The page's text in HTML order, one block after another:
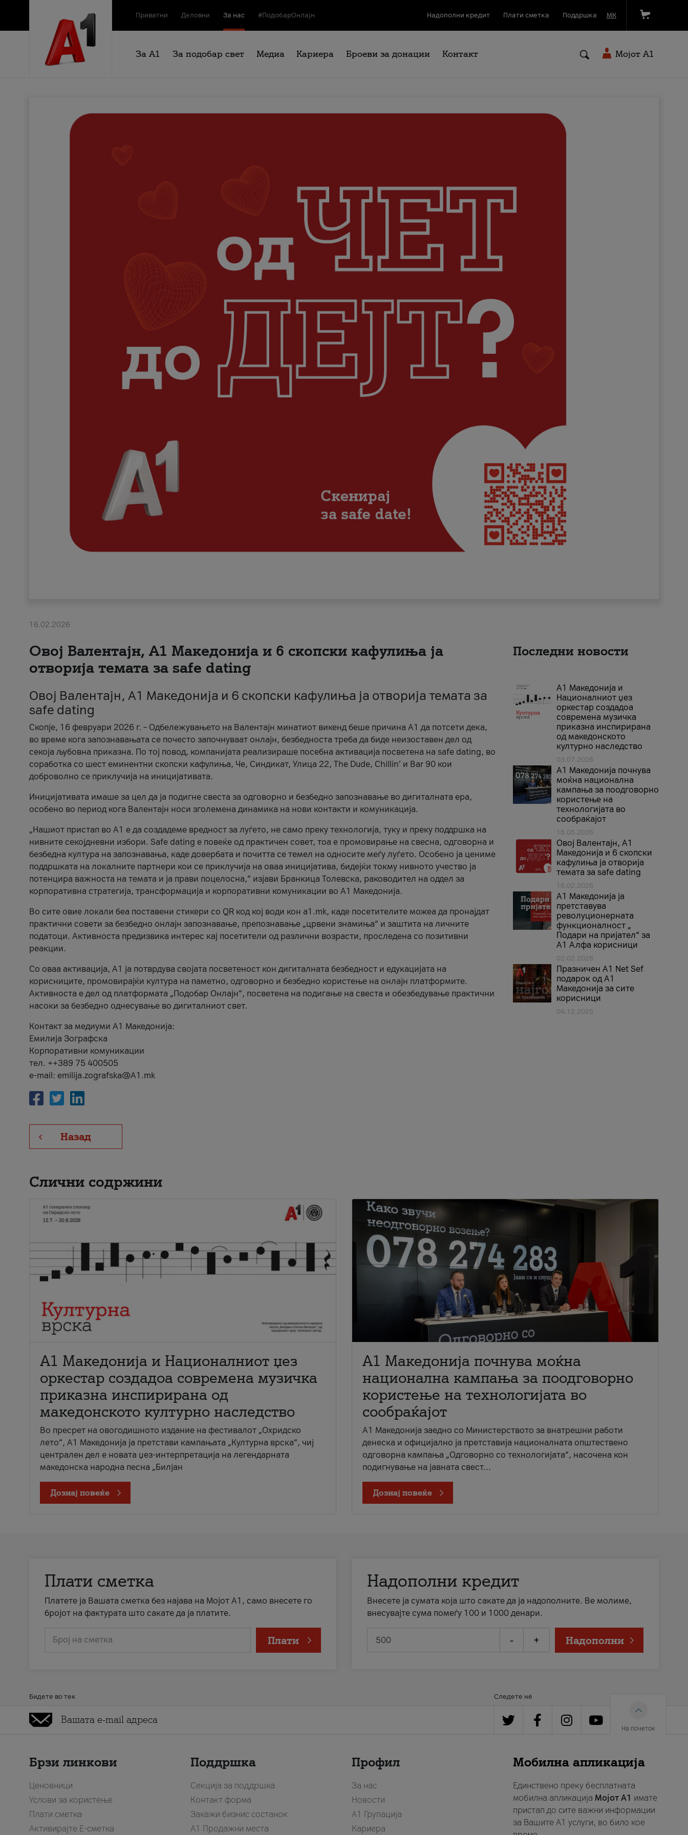
Приватни Деловни За нас #ПодобарОнлајн Надополни кредит Плати сметка Поддршка МК
За А1 За подобар свет Медиа Кариера Броеви за донации Контакт Мојот A1
16.02.2026
Овој Валентајн, A1 Македонија и 6 скопски кафулиња ја
отворија темата за safe dating
Овој Валентајн, A1 Македонија и 6 скопски кафулиња ја отворија темата за
safe dating
Скопје, 16 февруари 2026 г. – Одбележувањето на Валентајн минатиот викенд беше причина А1 да потсети дека,
во време кога запознавањата се почесто започнуваат онлајн, безбедноста треба да биде неизоставен дел од
секоја љубовна приказна. По тој повод, компанијата реализираше посебна активација посветена на safe dating, во
соработка со шест еминентни скопски кафулиња, Че, Синдикат, Улица 22, The Dude, Chillin’ и Bar 90 кои
доброволно се приклучија на иницијативата.
Иницијативата имаше за цел да ја подигне свеста за одговорно и безбедно запознавање во дигиталната ера,
особено во период кога Валентајн носи зголемена динамика на нови контакти и комуникација.
„Нашиот пристап во А1 е да создадеме вредност за луѓето, не само преку технологија, туку и преку поддршка на
нивните секојдневни избори. Safe dating е повеќе од практичен совет, тоа е промовирање на свесна, одговорна и
безбедна култура на запознавања, каде довербата и почитта се темел на односите меѓу луѓето. Особено ја цениме
поддршката на локалните партнери кои се приклучија на оваа иницијатива, бидејќи токму нивното учество ја
потенцира важноста на темата и ја прави поцелосна,“ изјави Бранкица Толевска, раководител на оддел за
корпоративна стратегија, трансформација и корпоративни комуникации во А1 Македонија.
Во сите овие локали беа поставени стикери со QR код кој води кон a1.mk, каде посетителите можеа да пронајдат
практични совети за безбедно онлајн запознавање, препознавање „црвени знамиња“ и заштита на личните
податоци. Активноста предизвика интерес кај посетители од различни возрасти, проследена со позитивни
реакции.
Со оваа активација, А1 ја потврдува својата посветеност кон дигиталната безбедност и едукацијата на
корисниците, промовирајќи култура на паметно, одговорно и безбедно користење на онлајн платформите.
Активноста е дел од платформата „Подобар Онлајн“, посветена на подигање на свеста и обезбедување практични
насоки за безбедно однесување во дигиталниот свет.
Контакт за медиуми А1 Македонија:
Емилија Зографска
Корпоративни комуникации
тел. ++389 75 400505
e-mail: emilija.zografska@A1.mk
Назад
Последни новости
А1 Македонија и
Националниот џез
оркестар создадоа
современа музичка
приказна инспирирана
од македонското
културно наследство
03.07.2026
A1 Македонија почнува
моќна национална
кампања за поодговорно
користење на
технологијата во
сообраќајот
18.05.2026
Овој Валентајн, A1
Македонија и 6 скопски
кафулиња ја отворија
темата за safe dating
16.02.2026
А1 Македонија ја
претставува
револуционерната
функционалност „
Подари на пријател“ за
А1 Алфа корисници
02.02.2026
Празничен A1 Net Sеf
подарок од А1
Македонија за сите
корисници
04.12.2025
Слични содржини
А1 Македонија и Националниот џез
оркестар создадоа современа музичка
приказна инспирирана од
македонското културно наследство
Во пресрет на овогодишното издание на фестивалот „Охридско
лето“, А1 Македонија ја претстави кампањата „Културна врска“, чиј
централен дел е новата џез-интерпретација на легендарната
македонска народна песна „Билјан
Дознај повеќе
A1 Македонија почнува моќна
национална кампања за поодговорно
користење на технологијата во
сообраќајот
A1 Македонија заедно со Министерството за внатрешни работи
денеска и официјално ја претставија националната општествено
одговорна кампања „Одговорно со технологијата“, насочена кон
подигнување на јавната свест...
Дознај повеќе
Плати сметка
Платете ја Вашата сметка без најава на Мојот А1, само внесете го
бројот на фактурата што сакате да ја платите.
Број на сметка Плати
Надополни кредит
Внесете ја сумата која што сакате да ја надополните. Ве молиме,
внесувајте сума помеѓу 100 и 1000 денари.
- + Надополни
Бидете во тек Следете нè
На почеток
Брзи линкови
Ценовници
Услови за користење
Плати сметка
Активирајте Е-сметка
Поддршка
Секција за поддршка
Контакт форма
Закажи бизнис состанок
A1 Продажни места
Профил
За нас
Новости
А1 Групација
Кариера
Мобилна апликација
Единствено преку бесплатната
мобилна апликација Мојот A1 имате
пристап до сите важни информации
за Вашите A1 услуги, во било кое